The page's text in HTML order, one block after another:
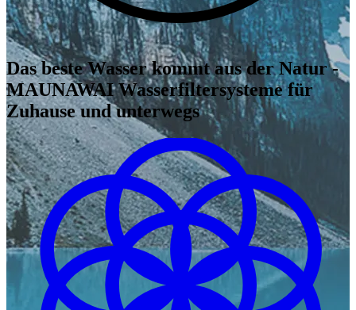
Das beste Wasser kommt aus der Natur -
MAUNAWAI Wasserfiltersysteme für
Zuhause und unterwegs